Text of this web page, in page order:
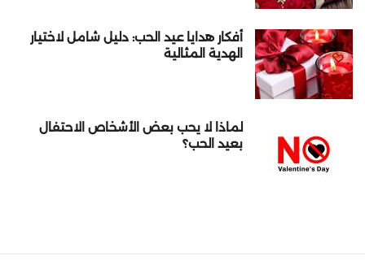
أفكار هدايا عيد الحب: دليل شامل لاختيار
الهدية المثالية
لماذا لا يحب بعض الأشخاص الاحتفال
بعيد الحب؟